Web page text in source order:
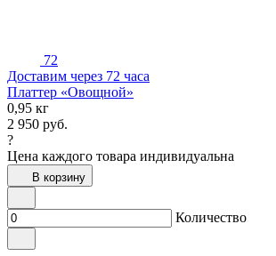
72
Доставим через 72 часа
Платтер «Овощной»
0,95 кг
2 950 руб.
?
Цена каждого товара индивидуальна
В корзину
Количество